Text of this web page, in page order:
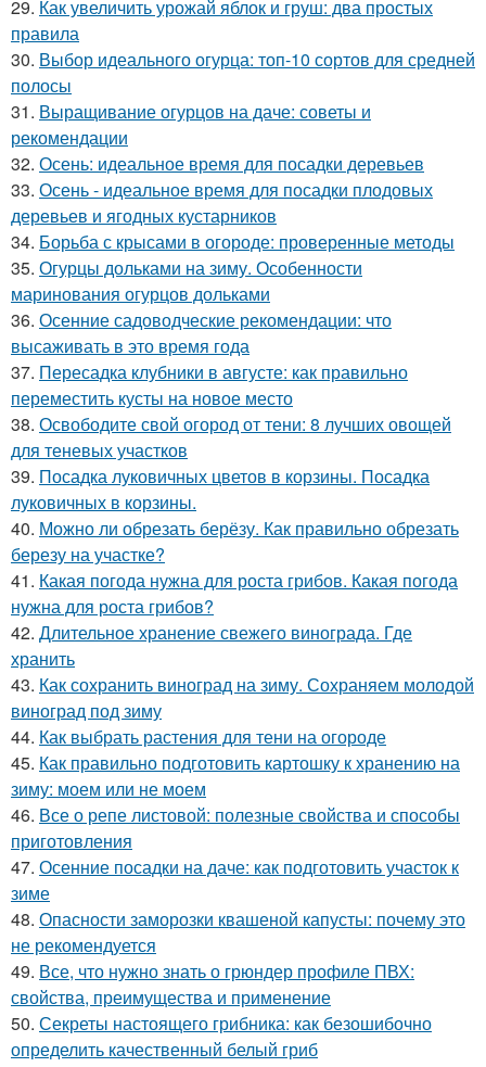
29. Как увеличить урожай яблок и груш: два простых
правила
30. Выбор идеального огурца: топ-10 сортов для средней
полосы
31. Выращивание огурцов на даче: советы и
рекомендации
32. Осень: идеальное время для посадки деревьев
33. Осень - идеальное время для посадки плодовых
деревьев и ягодных кустарников
34. Борьба с крысами в огороде: проверенные методы
35. Огурцы дольками на зиму. Особенности
маринования огурцов дольками
36. Осенние садоводческие рекомендации: что
высаживать в это время года
37. Пересадка клубники в августе: как правильно
переместить кусты на новое место
38. Освободите свой огород от тени: 8 лучших овощей
для теневых участков
39. Посадка луковичных цветов в корзины. Посадка
луковичных в корзины.
40. Можно ли обрезать берёзу. Как правильно обрезать
березу на участке?
41. Какая погода нужна для роста грибов. Какая погода
нужна для роста грибов?
42. Длительное хранение свежего винограда. Где
хранить
43. Как сохранить виноград на зиму. Сохраняем молодой
виноград под зиму
44. Как выбрать растения для тени на огороде
45. Как правильно подготовить картошку к хранению на
зиму: моем или не моем
46. Все о репе листовой: полезные свойства и способы
приготовления
47. Осенние посадки на даче: как подготовить участок к
зиме
48. Опасности заморозки квашеной капусты: почему это
не рекомендуется
49. Все, что нужно знать о грюндер профиле ПВХ:
свойства, преимущества и применение
50. Секреты настоящего грибника: как безошибочно
определить качественный белый гриб